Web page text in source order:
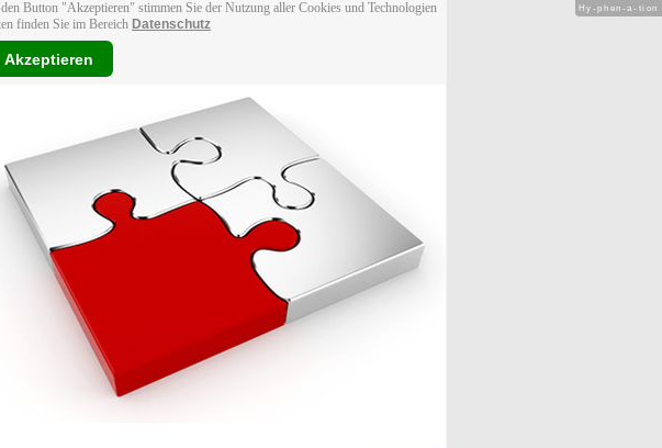
Button "Akzeptieren" stimmen Sie der Nutzung aller Cookies und Technologien
finden Sie im Bereich Datenschutz
Akzeptieren
Hy-phen-a-tion